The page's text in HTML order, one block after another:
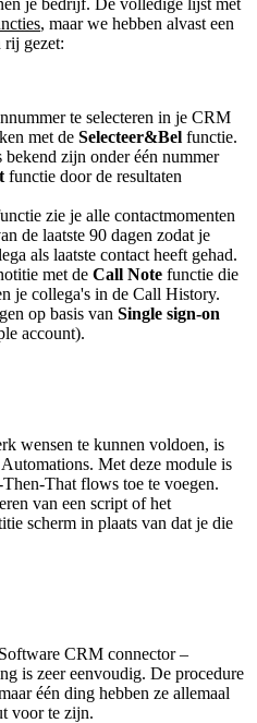
, maar we hebben alvast een
rij gezet:
te selecteren in je CRM
met de Selecteer&Bel functie.
bekend zijn onder één nummer
functie door de resultaten
zie je alle contactmomenten
de laatste 90 dagen zodat je
als laatste contact heeft gehad.
met de Call Note functie die
je collega's in de Call History.
op basis van Single sign-on
account).
wensen te kunnen voldoen, is
Met deze module is
That flows toe te voegen.
van een script of het
scherm in plaats van dat je die
CRM connector –
is zeer eenvoudig. De procedure
één ding hebben ze allemaal
voor te zijn.